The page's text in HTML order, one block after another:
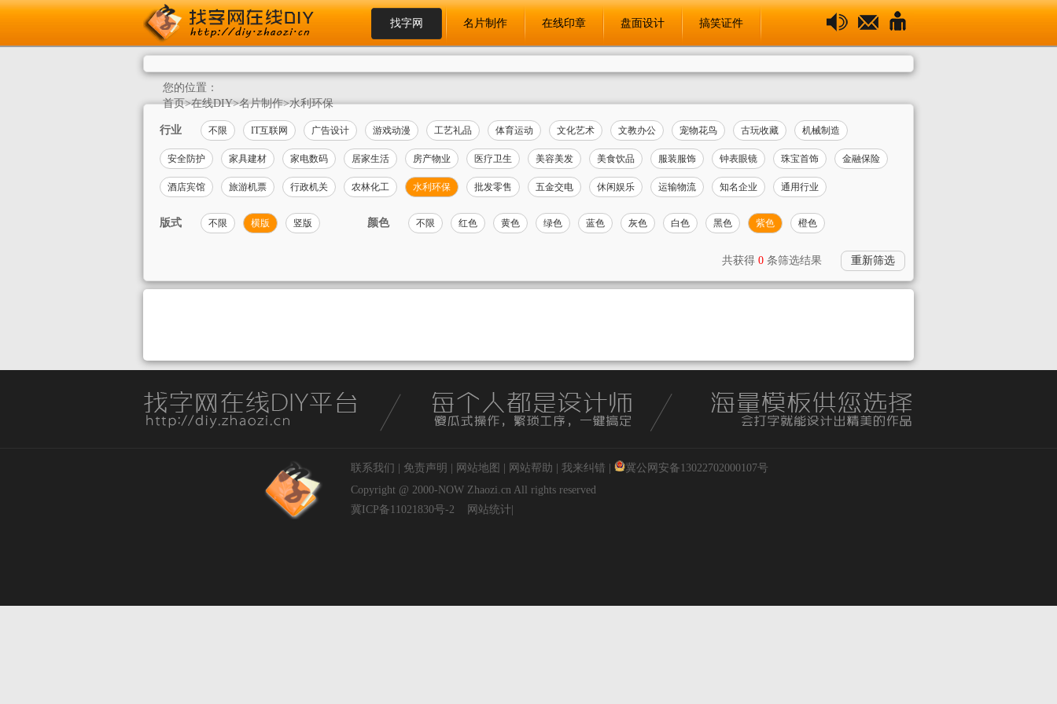
找字网 名片制作 在线印章 盘面设计 搞笑证件
您的位置：
首页>在线DIY>名片制作>水利环保
行业 不限 IT互联网 广告设计 游戏动漫 工艺礼品 体育运动 文化艺术 文教办公 宠物花鸟 古玩收藏 机械制造
安全防护 家具建材 家电数码 居家生活 房产物业 医疗卫生 美容美发 美食饮品 服装服饰 钟表眼镜 珠宝首饰 金融保险
酒店宾馆 旅游机票 行政机关 农林化工 水利环保 批发零售 五金交电 休闲娱乐 运输物流 知名企业 通用行业
版式 不限 横版 竖版 颜色 不限 红色 黄色 绿色 蓝色 灰色 白色 黑色 紫色 橙色
共获得 0 条筛选结果 重新筛选
联系我们 免责声明 网站地图 网站帮助 我来纠错
冀公网安备13022702000107号
Copyright @ 2000-NOW Zhaozi.cn All rights reserved
冀ICP备11021830号-2
网站统计